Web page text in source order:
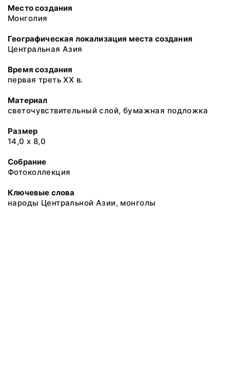
Место создания
Монголия
Географическая локализация места создания
Центральная Азия
Время создания
первая треть ХХ в.
Материал
светочувствительный слой, бумажная подложка
Размер
14,0 х 8,0
Собрание
Фотоколлекция
Ключевые слова
народы Центральной Азии, монголы